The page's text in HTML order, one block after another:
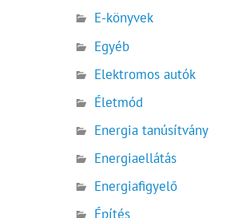
E-könyvek
Egyéb
Elektromos autók
Életmód
Energia tanúsítvány
Energiaellátás
Energiafigyelő
Építés